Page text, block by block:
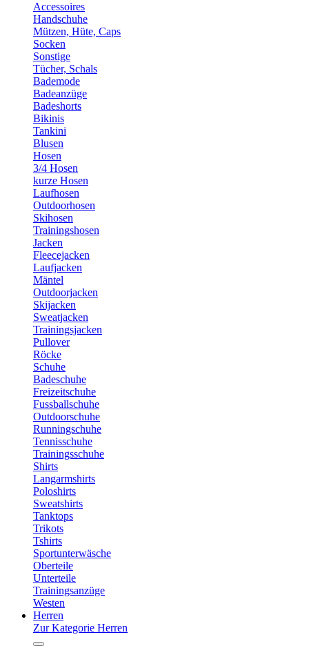
Accessoires
Handschuhe
Mützen, Hüte, Caps
Socken
Sonstige
Tücher, Schals
Bademode
Badeanzüge
Badeshorts
Bikinis
Tankini
Blusen
Hosen
3/4 Hosen
kurze Hosen
Laufhosen
Outdoorhosen
Skihosen
Trainingshosen
Jacken
Fleecejacken
Laufjacken
Mäntel
Outdoorjacken
Skijacken
Sweatjacken
Trainingsjacken
Pullover
Röcke
Schuhe
Badeschuhe
Freizeitschuhe
Fussballschuhe
Outdoorschuhe
Runningschuhe
Tennisschuhe
Trainingsschuhe
Shirts
Langarmshirts
Poloshirts
Sweatshirts
Tanktops
Trikots
Tshirts
Sportunterwäsche
Oberteile
Unterteile
Trainingsanzüge
Westen
Herren
Zur Kategorie Herren